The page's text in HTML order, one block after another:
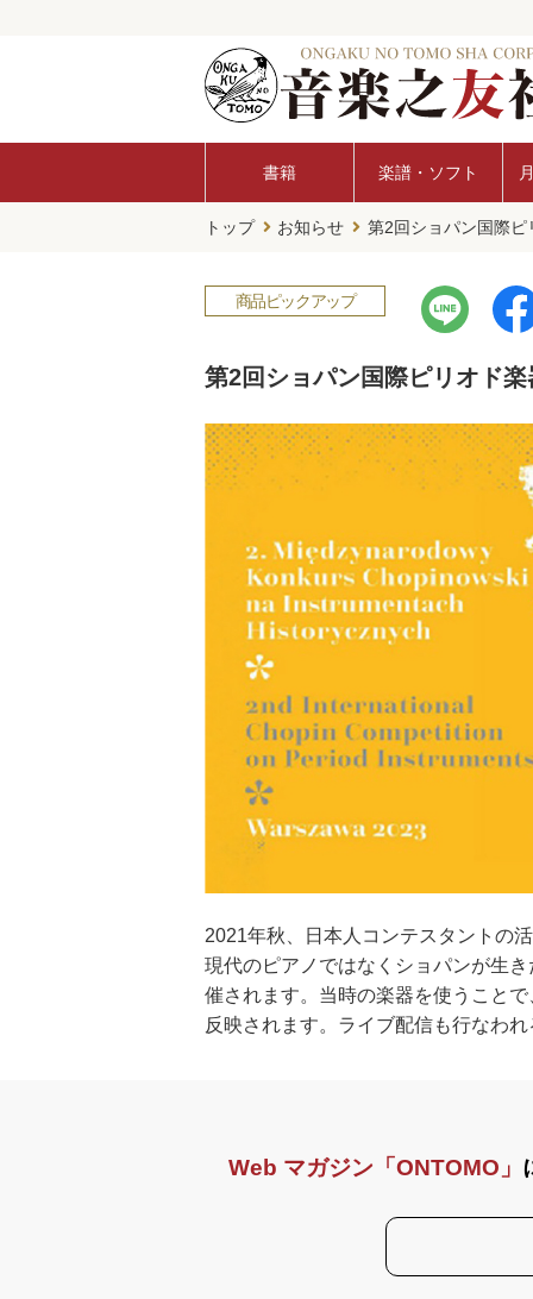
書籍 楽譜・ソフト
トップ お知らせ 第2回ショパン国際
商品ピックアップ
第2回ショパン国際ピリオド
2021年秋、日本人コンテスタントの
現代のピアノではなくショパンが生
催されます。当時の楽器を使うこと
反映されます。ライブ配信も行なわ
Web マガジン「ONTOMO」